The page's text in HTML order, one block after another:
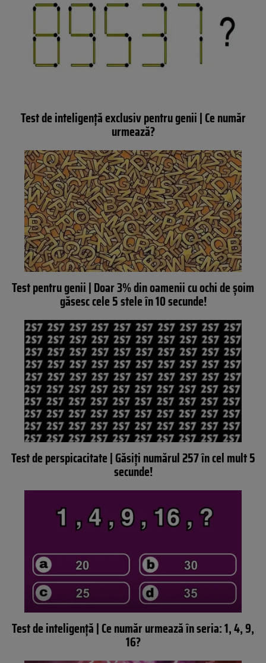
Test de inteligență exclusiv pentru genii | Ce număr
urmează?
Test pentru genii | Doar 3% din oamenii cu ochi de șoim
găsesc cele 5 stele în 10 secunde!
Test de perspicacitate | Găsiți numărul 257 în cel mult 5
secunde!
Test de inteligență | Ce număr urmează în seria: 1, 4, 9,
16?